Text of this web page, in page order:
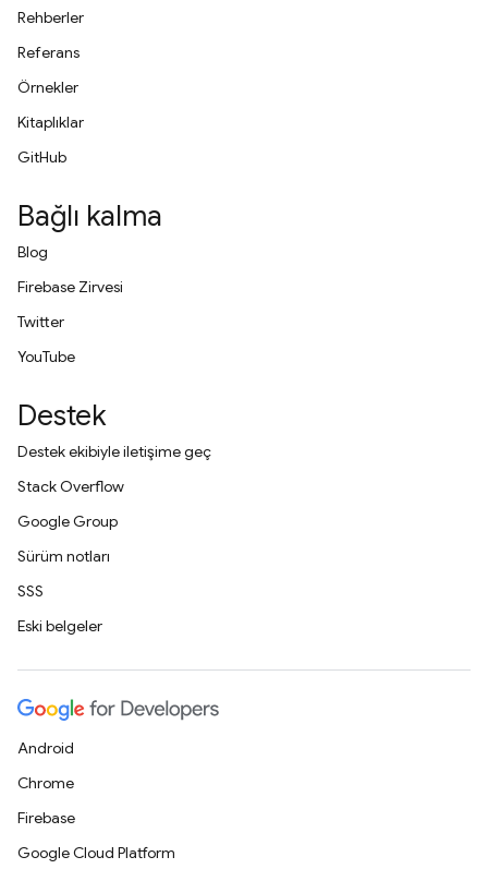
Rehberler
Referans
Örnekler
Kitaplıklar
GitHub
Bağlı kalma
Blog
Firebase Zirvesi
Twitter
YouTube
Destek
Destek ekibiyle iletişime geç
Stack Overflow
Google Group
Sürüm notları
SSS
Eski belgeler
Android
Chrome
Firebase
Google Cloud Platform